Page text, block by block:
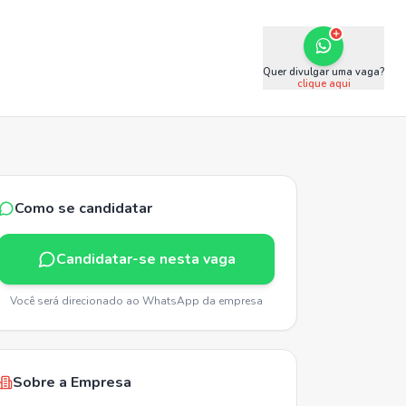
Quer divulgar uma vaga?
clique aqui
Como se candidatar
Candidatar-se nesta vaga
Você será direcionado ao WhatsApp da empresa
Sobre a Empresa